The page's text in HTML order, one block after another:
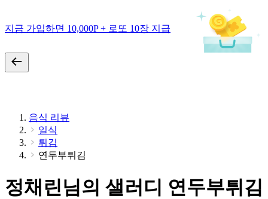
지금 가입하면 10,000P + 로또 10장 지급
음식 리뷰
일식
튀김
연두부튀김
정채린님의 샐러디 연두부튀김